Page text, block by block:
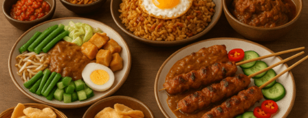
Après 1 mois et demi en Indonésie, on a quelques
conseils à vous partager grâce à notre expérience
là bas. De quoi vous préparer au mieux et
d’anticiper quelques problèmes.
INDONÉSIE